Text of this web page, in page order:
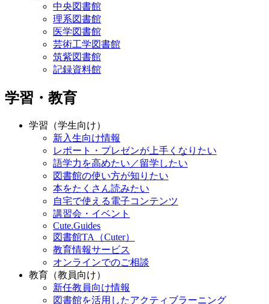
中央図書館
理系図書館
医学図書館
芸術工学図書館
筑紫図書館
記録資料館
学習・教育
学習（学生向け）
新入生向け情報
レポート・プレゼンが上手くなりたい
語学力を高めたい／留学したい
図書館の使い方が知りたい
本をたくさん読みたい
自宅で使える電子コンテンツ
講習会・イベント
Cute.Guides
図書館TA（Cuter）
教育情報サービス
オンラインでのご相談
教育（教員向け）
新任教員向け情報
図書館を活用したアクティブラーニング